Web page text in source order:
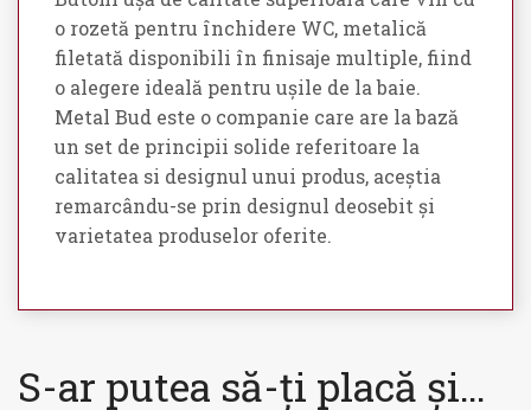
o rozetă pentru închidere WC, metalică
filetată disponibili în finisaje multiple, fiind
o alegere ideală pentru ușile de la baie.
Metal Bud este o companie care are la bază
un set de principii solide referitoare la
calitatea si designul unui produs, aceștia
remarcându-se prin designul deosebit și
varietatea produselor oferite.
S-ar putea să-ți placă și…